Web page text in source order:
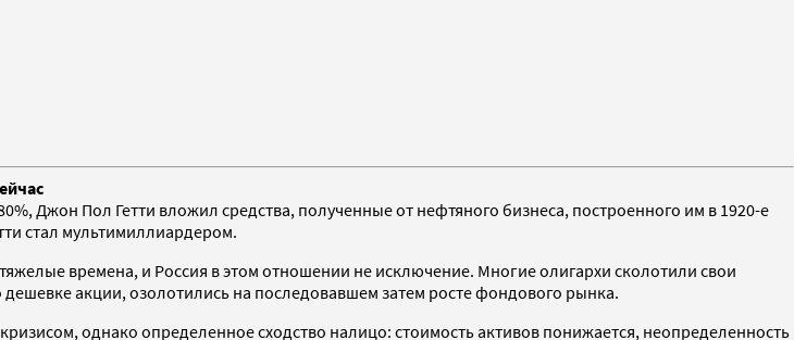
Джон Пол Гетти вложил средства, полученные от нефтяного бизнеса, построенного им в 1920-е
стал мультимиллиардером.
времена, и Россия в этом отношении не исключение. Многие олигархи сколотили свои
акции, озолотились на последовавшем затем росте фондового рынка.
однако определенное сходство налицо: стоимость активов понижается, неопределенность